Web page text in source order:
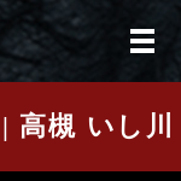
メ
高槻 いし川